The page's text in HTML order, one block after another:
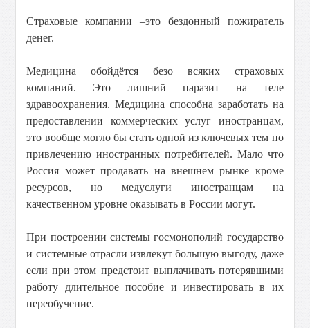
Страховые компании –это бездонный пожиратель
денег.
Медицина обойдётся безо всяких страховых
компаний. Это лишний паразит на теле
здравоохранения. Медицина способна заработать на
предоставлении коммерческих услуг иностранцам,
это вообще могло бы стать одной из ключевых тем по
привлечению иностранных потребителей. Мало что
Россия может продавать на внешнем рынке кроме
ресурсов, но медуслуги иностранцам на
качественном уровне оказывать в России могут.
При построении системы госмонополий государство
и системные отрасли извлекут большую выгоду, даже
если при этом предстоит выплачивать потерявшими
работу длительное пособие и инвестировать в их
переобучение.